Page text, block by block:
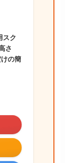
スク
さ
の簡